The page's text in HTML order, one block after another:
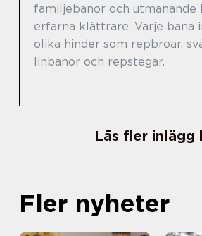
familjebanor och
erfarna klättrare. Varje bana
olika hinder som repbroar,
linbanor och repstegar.
Läs fler inlägg
Fler nyheter